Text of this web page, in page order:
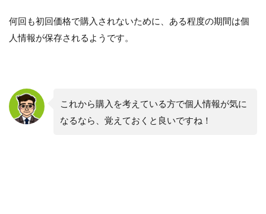
何回も初回価格で購入されないために、ある程度の期間は個
人情報が保存されるようです。
これから購入を考えている方で個人情報が気に
なるなら、覚えておくと良いですね！